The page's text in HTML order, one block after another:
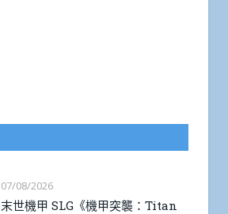
07/08/2026
末世機甲 SLG《機甲突襲：Titan